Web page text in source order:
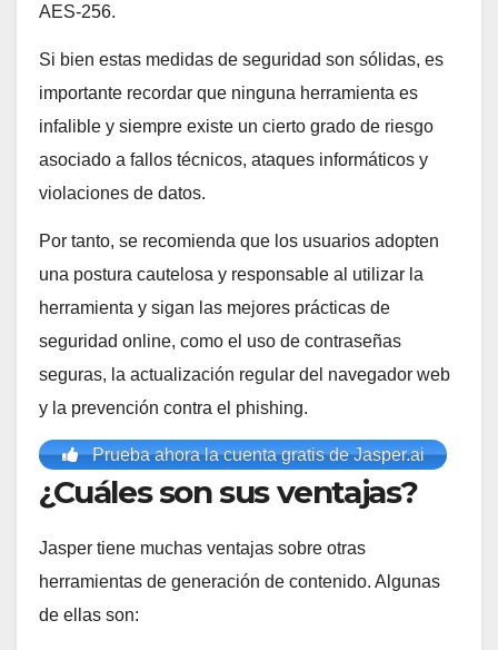
AES-256.
Si bien estas medidas de seguridad son sólidas, es
importante recordar que ninguna herramienta es
infalible y siempre existe un cierto grado de riesgo
asociado a fallos técnicos, ataques informáticos y
violaciones de datos.
Por tanto, se recomienda que los usuarios adopten
una postura cautelosa y responsable al utilizar la
herramienta y sigan las mejores prácticas de
seguridad online, como el uso de contraseñas
seguras, la actualización regular del navegador web
y la prevención contra el phishing.
Prueba ahora la cuenta gratis de Jasper.ai
¿Cuáles son sus ventajas?
Jasper tiene muchas ventajas sobre otras
herramientas de generación de contenido. Algunas
de ellas son: